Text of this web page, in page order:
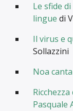
Le sfide
lingue di
Il virus e
Sollazzini
Noa
Pasquale